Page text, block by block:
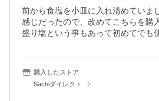
前から食塩を小皿に入れ清めていま
感じだったので、改めてこちらを購
盛り塩という事もあって初めてでも
購入したストア
Sachiダイレクト